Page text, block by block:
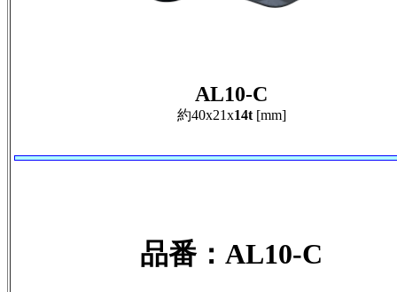
AL10-C
約40x21x14t [mm]
品番：AL10-C